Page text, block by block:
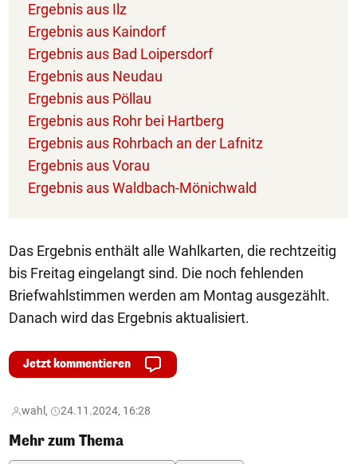
Ergebnis aus Ilz
Ergebnis aus Kaindorf
Ergebnis aus Bad Loipersdorf
Ergebnis aus Neudau
Ergebnis aus Pöllau
Ergebnis aus Rohr bei Hartberg
Ergebnis aus Rohrbach an der Lafnitz
Ergebnis aus Vorau
Ergebnis aus Waldbach-Mönichwald
Das Ergebnis enthält alle Wahlkarten, die rechtzeitig
bis Freitag eingelangt sind. Die noch fehlenden
Briefwahlstimmen werden am Montag ausgezählt.
Danach wird das Ergebnis aktualisiert.
Jetzt kommentieren
wahl, 24.11.2024, 16:28
Mehr zum Thema